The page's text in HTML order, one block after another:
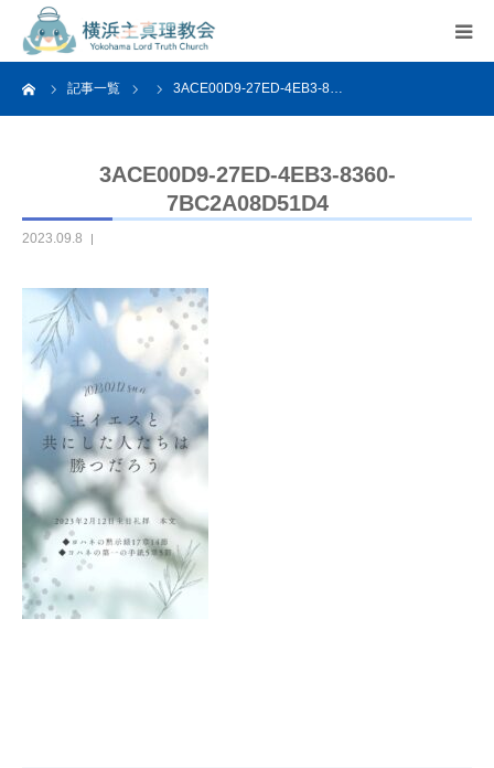
記事一覧 3ACE00D9-27ED-4EB3-8…
3ACE00D9-27ED-4EB3-8360-
7BC2A08D51D4
2023.09.8
HOME
活動紹介
アクセス
よくあるご質問
お問い合わせ